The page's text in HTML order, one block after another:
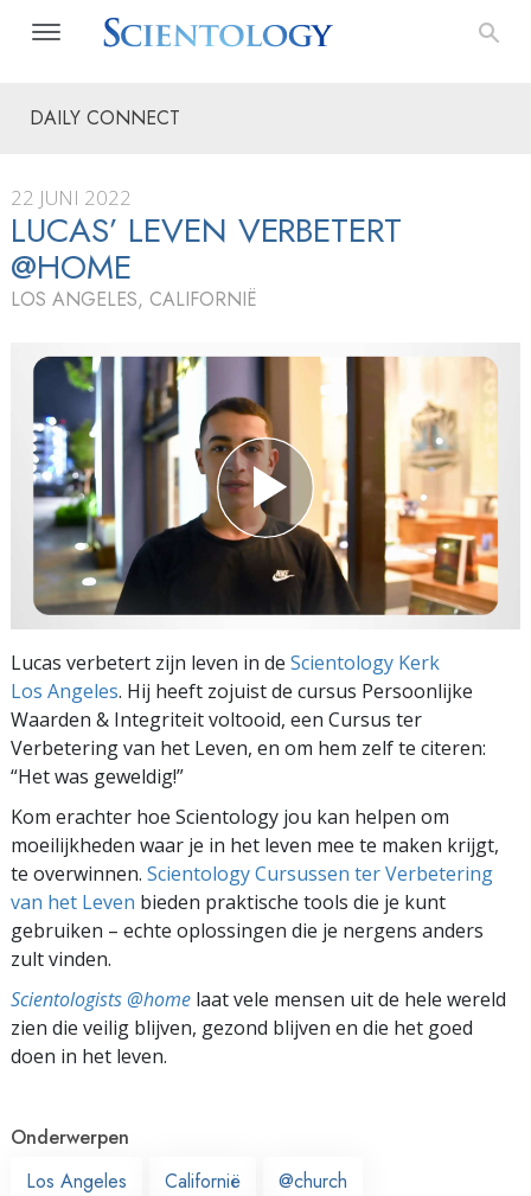
DAILY CONNECT
22 JUNI 2022
LUCAS’ LEVEN VERBETERT
@HOME
LOS ANGELES, CALIFORNIË
Lucas verbetert zijn leven in de Scientology Kerk
Los Angeles. Hij heeft zojuist de cursus Persoonlijke
Waarden & Integriteit voltooid, een Cursus ter
Verbetering van het Leven, en om hem zelf te citeren:
“Het was geweldig!”
Kom erachter hoe Scientology jou kan helpen om
moeilijkheden waar je in het leven mee te maken krijgt,
te overwinnen. Scientology Cursussen ter Verbetering
van het Leven bieden praktische tools die je kunt
gebruiken – echte oplossingen die je nergens anders
zult vinden.
Scientologists @home laat vele mensen uit de hele wereld
zien die veilig blijven, gezond blijven en die het goed
doen in het leven.
Onderwerpen
Los Angeles
Californië @church